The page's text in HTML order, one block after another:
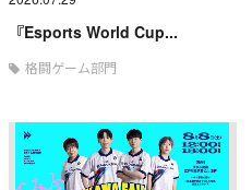
『Esports World Cup...
格闘ゲーム部門